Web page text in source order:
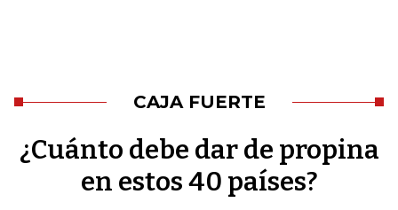
CAJA FUERTE
¿Cuánto debe dar de propina
en estos 40 países?